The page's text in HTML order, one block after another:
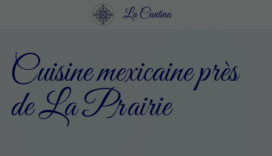
La Cantina
Cuisine mexicaine près
de La Prairie